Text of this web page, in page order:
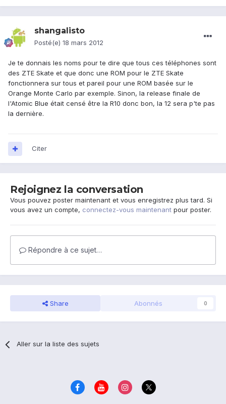
shangalisto
Posté(e) 18 mars 2012
Je te donnais les noms pour te dire que tous ces téléphones sont
des ZTE Skate et que donc une ROM pour le ZTE Skate
fonctionnera sur tous et pareil pour une ROM basée sur le
Orange Monte Carlo par exemple. Sinon, la release finale de
l'Atomic Blue était censé être la R10 donc bon, la 12 sera p'te pas
la dernière.
Citer
Rejoignez la conversation
Vous pouvez poster maintenant et vous enregistrez plus tard. Si
vous avez un compte, connectez-vous maintenant pour poster.
Répondre à ce sujet…
Share Abonnés 0
Aller sur la liste des sujets